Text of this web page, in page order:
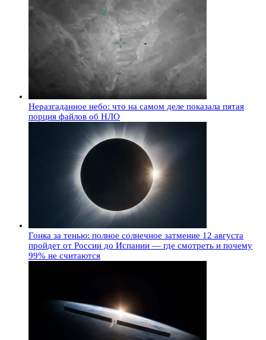
Неразгаданное небо: что на самом деле показала пятая
порция файлов об НЛО
Гонка за тенью: полное солнечное затмение 12 августа
пройдет от России до Испании — где смотреть и почему
99% не считаются